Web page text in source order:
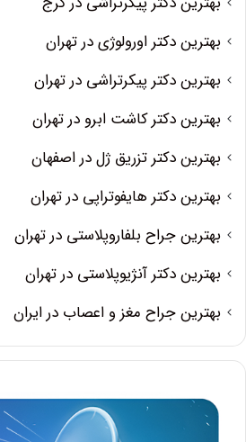
بهترین دکتر اورولوژی در تهران
بهترین دکتر پیکرتراشی در تهران
بهترین دکتر کاشت ابرو در تهران
بهترین دکتر تزریق ژل در اصفهان
بهترین دکتر هایفوتراپی در تهران
بهترین جراح بلفاروپلاستی در تهران
بهترین دکتر آنژیوپلاستی در تهران
بهترین جراح مغز و اعصاب در ایران